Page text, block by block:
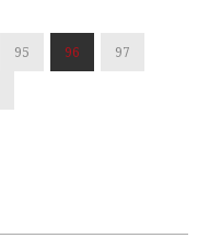
95 96 97